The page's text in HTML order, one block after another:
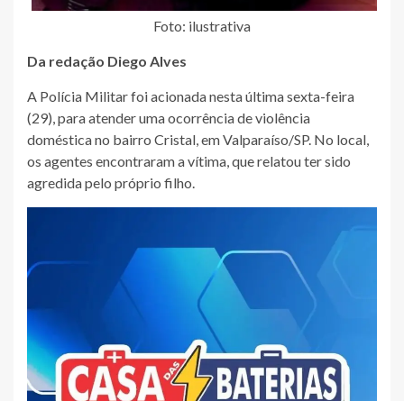
Foto: ilustrativa
Da redação Diego Alves
A Polícia Militar foi acionada nesta última sexta-feira
(29), para atender uma ocorrência de violência
doméstica no bairro Cristal, em Valparaíso/SP. No local,
os agentes encontraram a vítima, que relatou ter sido
agredida pelo próprio filho.